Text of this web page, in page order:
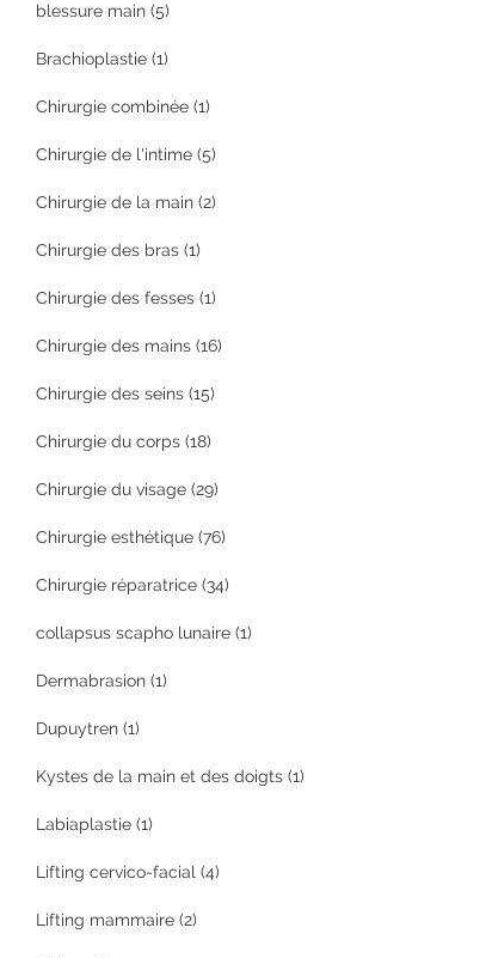
blessure main (5)
Brachioplastie (1)
Chirurgie combinée (1)
Chirurgie de l'intime (5)
Chirurgie de la main (2)
Chirurgie des bras (1)
Chirurgie des fesses (1)
Chirurgie des mains (16)
Chirurgie des seins (15)
Chirurgie du corps (18)
Chirurgie du visage (29)
Chirurgie esthétique (76)
Chirurgie réparatrice (34)
collapsus scapho lunaire (1)
Dermabrasion (1)
Dupuytren (1)
Kystes de la main et des doigts (1)
Labiaplastie (1)
Lifting cervico-facial (4)
Lifting mammaire (2)